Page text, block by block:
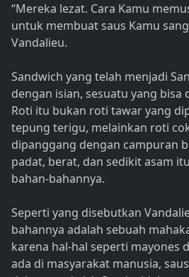
“Mereka lezat. Cara Kamu
untuk membuat saus Kamu
Vandalieu.
Sandwich yang telah menjadi
dengan isian, sesuatu yang bisa
Roti itu bukan roti tawar yang
tepung terigu, melainkan roti
dipanggang dengan campuran
padat, berat, dan sedikit asam
bahan-bahannya.
Seperti yang disebutkan
bahannya adalah sebuah
karena hal-hal seperti mayones
ada di masyarakat manusia,